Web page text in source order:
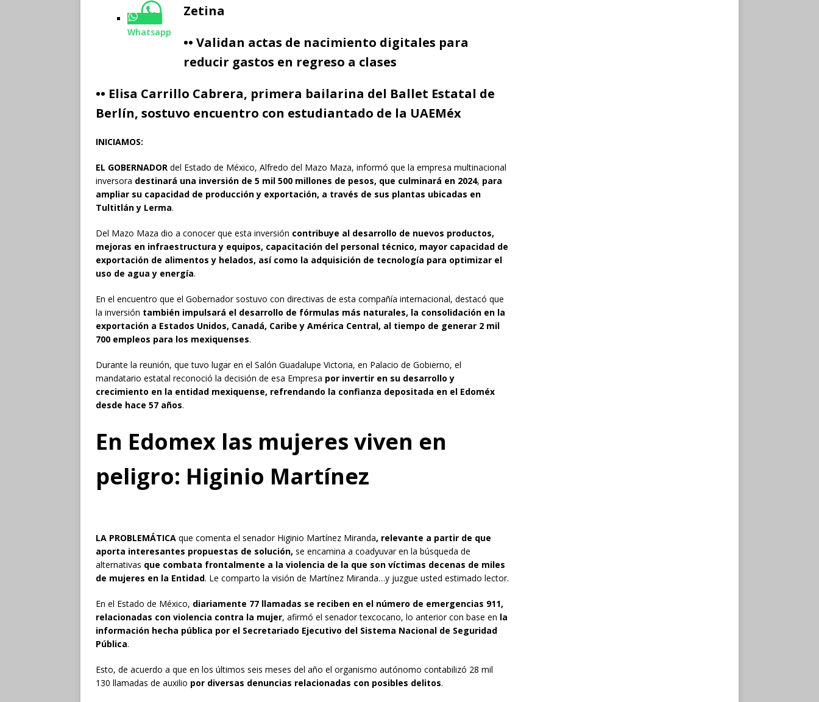
Whatsapp
Zetina
•• Validan actas de nacimiento digitales para
reducir gastos en regreso a clases
•• Elisa Carrillo Cabrera, primera bailarina del Ballet Estatal de
Berlín, sostuvo encuentro con estudiantado de la UAEMéx
INICIAMOS:
EL GOBERNADOR del Estado de México, Alfredo del Mazo Maza, informó que la empresa multinacional
inversora destinará una inversión de 5 mil 500 millones de pesos, que culminará en 2024, para
ampliar su capacidad de producción y exportación, a través de sus plantas ubicadas en
Tultitlán y Lerma.
Del Mazo Maza dio a conocer que esta inversión contribuye al desarrollo de nuevos productos,
mejoras en infraestructura y equipos, capacitación del personal técnico, mayor capacidad de
exportación de alimentos y helados, así como la adquisición de tecnología para optimizar el
uso de agua y energía.
En el encuentro que el Gobernador sostuvo con directivas de esta compañía internacional, destacó que
la inversión también impulsará el desarrollo de fórmulas más naturales, la consolidación en la
exportación a Estados Unidos, Canadá, Caribe y América Central, al tiempo de generar 2 mil
700 empleos para los mexiquenses.
Durante la reunión, que tuvo lugar en el Salón Guadalupe Victoria, en Palacio de Gobierno, el
mandatario estatal reconoció la decisión de esa Empresa por invertir en su desarrollo y
crecimiento en la entidad mexiquense, refrendando la confianza depositada en el Edoméx
desde hace 57 años.
En Edomex las mujeres viven en
peligro: Higinio Martínez
LA PROBLEMÁTICA que comenta el senador Higinio Martínez Miranda, relevante a partir de que
aporta interesantes propuestas de solución, se encamina a coadyuvar en la búsqueda de
alternativas que combata frontalmente a la violencia de la que son víctimas decenas de miles
de mujeres en la Entidad. Le comparto la visión de Martínez Miranda…y juzgue usted estimado lector.
En el Estado de México, diariamente 77 llamadas se reciben en el número de emergencias 911,
relacionadas con violencia contra la mujer, afirmó el senador texcocano, lo anterior con base en la
información hecha pública por el Secretariado Ejecutivo del Sistema Nacional de Seguridad
Pública.
Esto, de acuerdo a que en los últimos seis meses del año el organismo autónomo contabilizó 28 mil
130 llamadas de auxilio por diversas denuncias relacionadas con posibles delitos.